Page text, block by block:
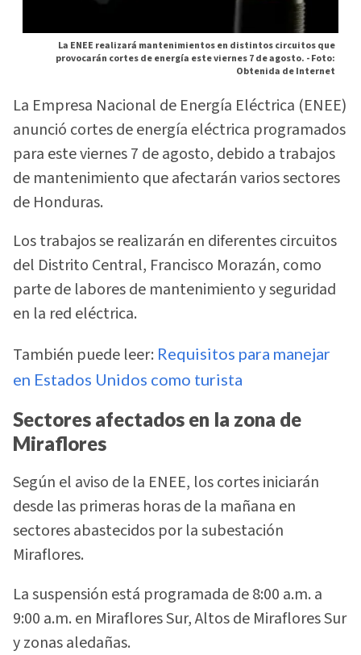
La ENEE realizará mantenimientos en distintos circuitos que
provocarán cortes de energía este viernes 7 de agosto. -Foto:
Obtenida de Internet
La Empresa Nacional de Energía Eléctrica (ENEE)
anunció cortes de energía eléctrica programados
para este viernes 7 de agosto, debido a trabajos
de mantenimiento que afectarán varios sectores
de Honduras.
Los trabajos se realizarán en diferentes circuitos
del Distrito Central, Francisco Morazán, como
parte de labores de mantenimiento y seguridad
en la red eléctrica.
También puede leer: Requisitos para manejar
en Estados Unidos como turista
Sectores afectados en la zona de
Miraflores
Según el aviso de la ENEE, los cortes iniciarán
desde las primeras horas de la mañana en
sectores abastecidos por la subestación
Miraflores.
La suspensión está programada de 8:00 a.m. a
9:00 a.m. en Miraflores Sur, Altos de Miraflores Sur
y zonas aledañas.